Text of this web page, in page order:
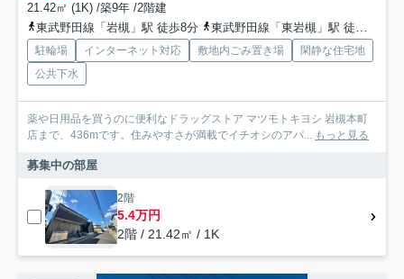
21.42㎡ (1K) /築9年 /2階建
東武野田線「岩槻」駅 徒歩8分
東武野田線「東岩槻」駅 徒歩38分
駐輪場 インターネット対応 敷地内ごみ置き場
閑静な住宅地
公共下水
薬や日用品を買うのに便利なドラッグストア マツモトキヨシ 岩槻本町
店まで、436mです。住みやすさが満載でイチオシのアパ... もっと見る
募集中の部屋
2階
5.4万円
2階 / 21.42㎡ / 1K